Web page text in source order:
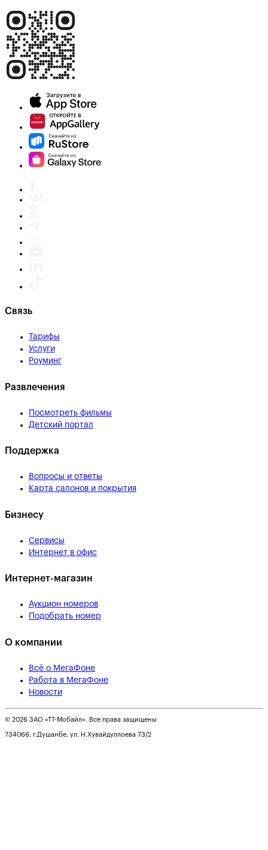
Связь
Тарифы
Услуги
Роуминг
Развлечения
Посмотреть фильмы
Детский портал
Поддержка
Вопросы и ответы
Карта салонов и покрытия
Бизнесу
Сервисы
Интернет в офис
Интернет-магазин
Аукцион номеров
Подобрать номер
О компании
Всё о МегаФоне
Работа в МегаФоне
Новости
© 2026 ЗАО «ТТ-Мобайл». Все права защищены
734066, г.Душанбе, ул. Н.Хувайдуллоева 73/2